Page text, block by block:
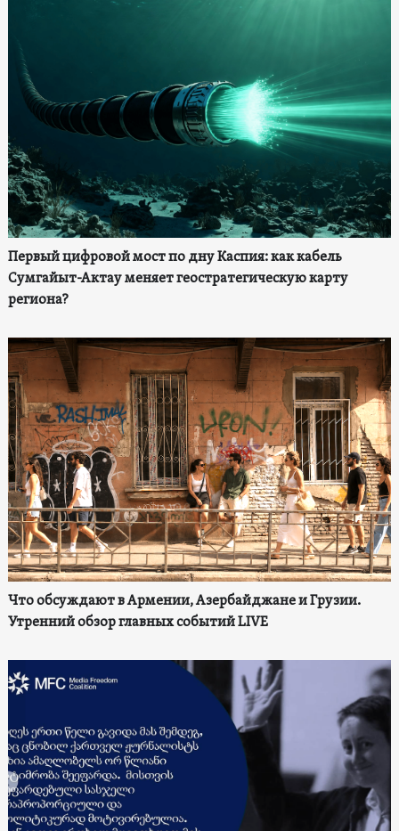
Первый цифровой мост по дну Каспия: как кабель
Сумгайыт-Актау меняет геостратегическую карту
региона?
Что обсуждают в Армении, Азербайджане и Грузии.
Утренний обзор главных событий LIVE